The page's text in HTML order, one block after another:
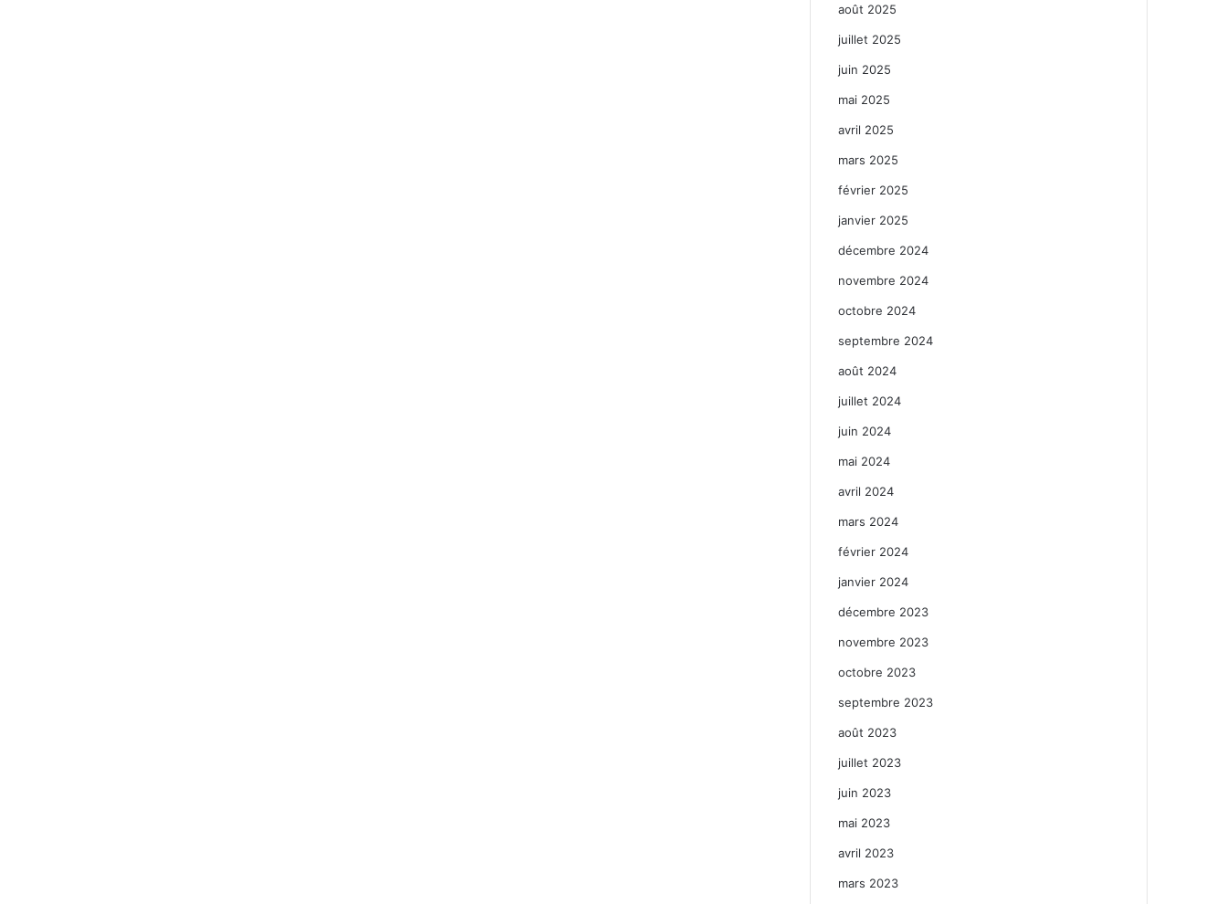
août 2025
juillet 2025
juin 2025
mai 2025
avril 2025
mars 2025
février 2025
janvier 2025
décembre 2024
novembre 2024
octobre 2024
septembre 2024
août 2024
juillet 2024
juin 2024
mai 2024
avril 2024
mars 2024
février 2024
janvier 2024
décembre 2023
novembre 2023
octobre 2023
septembre 2023
août 2023
juillet 2023
juin 2023
mai 2023
avril 2023
mars 2023